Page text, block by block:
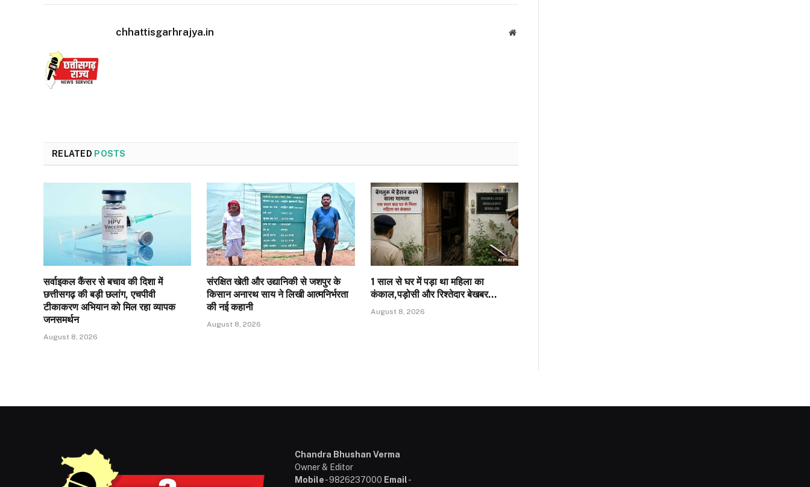
chhattisgarhrajya.in Website
RELATED POSTS
सर्वाइकल कैंसर से बचाव की दिशा में
छत्तीसगढ़ की बड़ी छलांग, एचपीवी
टीकाकरण अभियान को मिल रहा व्यापक
जनसमर्थन
August 8, 2026
संरक्षित खेती और उद्यानिकी से जशपुर के
किसान अनारथ साय ने लिखी आत्मनिर्भरता
की नई कहानी
August 8, 2026
1 साल से घर में पड़ा था महिला का
कंकाल,पड़ोसी और रिश्तेदार बेखबर…
August 8, 2026
Chandra Bhushan Verma
Owner & Editor
Mobile- 9826237000 Email-